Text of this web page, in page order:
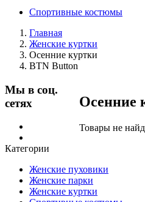
Спортивные костюмы
Главная
Женские куртки
Осенние куртки
BTN Button
Осенние
Товары не
Категории
Женские пуховики
Женские парки
Женские куртки
Мы в соц.
сетях